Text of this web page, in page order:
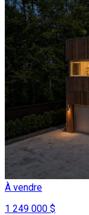
À vendre
1 249 000 $